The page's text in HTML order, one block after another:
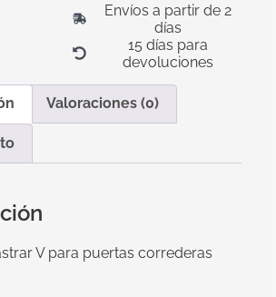
Envíos a partir de 2
días
15 días para
devoluciones
Valoraciones (0)
V para puertas correderas